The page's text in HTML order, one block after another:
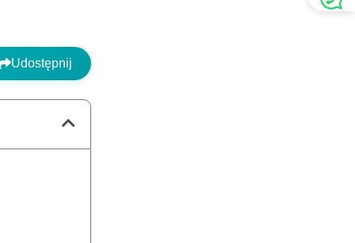
Udostępnij